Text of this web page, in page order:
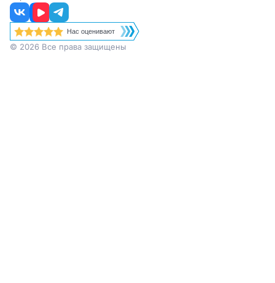
Нас оценивают
© 2026 Все права защищены